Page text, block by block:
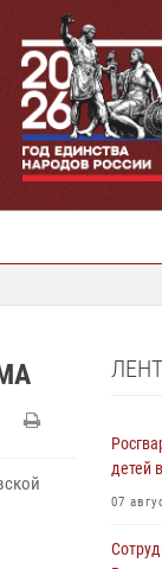
детей
07